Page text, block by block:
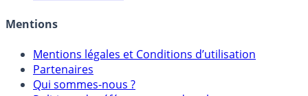
Crédit immobilier
Mentions
Mentions légales et Conditions d’utilisation